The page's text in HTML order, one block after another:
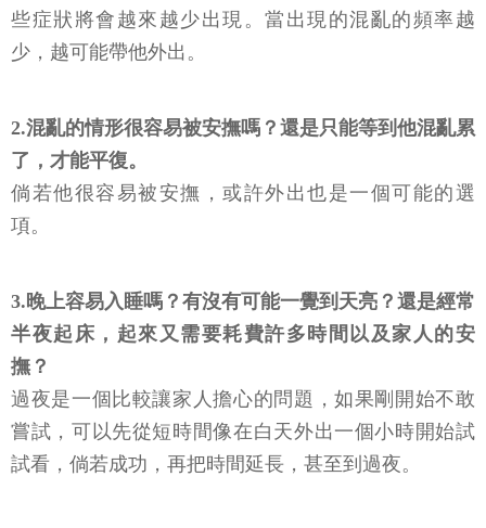
些症狀將會越來越少出現。當出現的混亂的頻率越
少，越可能帶他外出。
2.混亂的情形很容易被安撫嗎？還是只能等到他混亂累
了，才能平復。
倘若他很容易被安撫，或許外出也是一個可能的選
項。
3.晚上容易入睡嗎？有沒有可能一覺到天亮？還是經常
半夜起床，起來又需要耗費許多時間以及家人的安
撫？
過夜是一個比較讓家人擔心的問題，如果剛開始不敢
嘗試，可以先從短時間像在白天外出一個小時開始試
試看，倘若成功，再把時間延長，甚至到過夜。